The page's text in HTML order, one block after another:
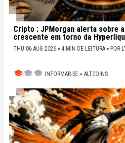
Cripto : JPMorgan alerta sobre
crescente em torno da
THU 06 AUG 2026 ▪ 4 MIN DE LEITURA ▪ POR
INFORMAR-SE ▪ ALTCOINS